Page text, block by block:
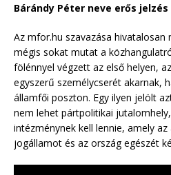
Bárándy Péter neve erős
Az mfor.hu szavazása
mégis sokat mutat a
fölénnyel végzett az első helyen,
egyszerű személycserét akarnak,
államfői poszton. Egy ilyen jelölt
nem lehet pártpolitikai
intézménynek kell lennie, amely
jogállamot és az ország egészét